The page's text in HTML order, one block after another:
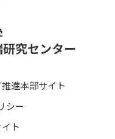
進本部サイト
シー
ト